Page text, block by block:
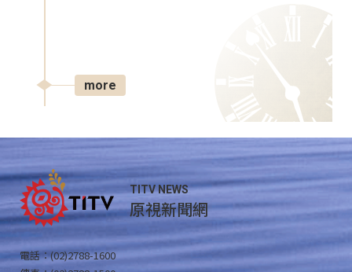
more
TITV NEWS
原視新聞網
電話：(02)2788-1600